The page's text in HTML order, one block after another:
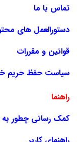
تماس با ما
دستورالعمل های
قوانین و مقررات
سیاست حفظ حریم
راهنما
کمک رسانی چطور